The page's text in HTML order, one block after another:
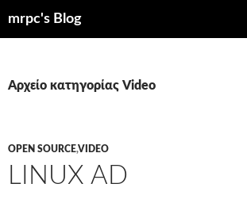
mrpc's Blog
Αρχείο κατηγορίας Video
OPEN SOURCE,VIDEO
LINUX AD